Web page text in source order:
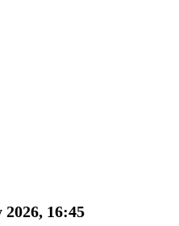
2026, 16:45